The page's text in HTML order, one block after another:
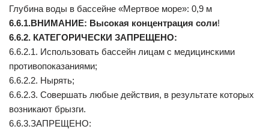
Глубина воды в бассейне «Мертвое море»: 0,9 м
6.6.1.ВНИМАНИЕ: Высокая концентрация соли!
6.6.2. КАТЕГОРИЧЕСКИ ЗАПРЕЩЕНО:
6.6.2.1. Использовать бассейн лицам с медицинскими
противопоказаниями;
6.6.2.2. Нырять;
6.6.2.3. Совершать любые действия, в результате которых
возникают брызги.
6.6.3.ЗАПРЕЩЕНО: